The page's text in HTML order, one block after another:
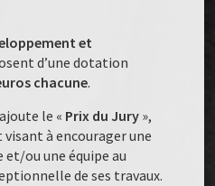
et
d’une dotation
chacune.
le « Prix du Jury »,
visant à encourager une
ou une équipe au
de ses travaux.